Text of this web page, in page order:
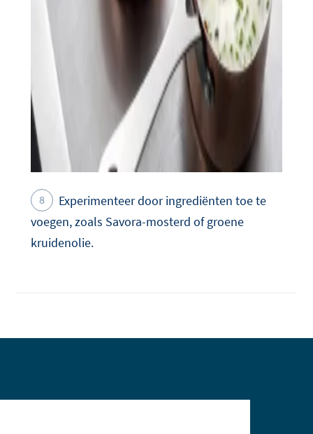
Experimenteer door ingrediënten toe te
voegen, zoals Savora-mosterd of groene
kruidenolie.